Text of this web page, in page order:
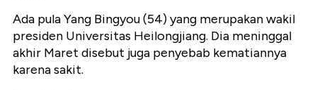
Ada pula Yang Bingyou (54) yang merupakan wakil
presiden Universitas Heilongjiang. Dia meninggal
akhir Maret disebut juga penyebab kematiannya
karena sakit.